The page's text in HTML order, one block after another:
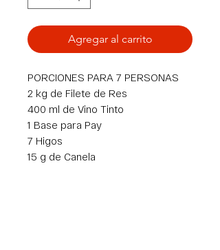
Agregar al carrito
PORCIONES PARA 7 PERSONAS
2 kg de Filete de Res
400 ml de Vino Tinto
1 Base para Pay
7 Higos
15 g de Canela